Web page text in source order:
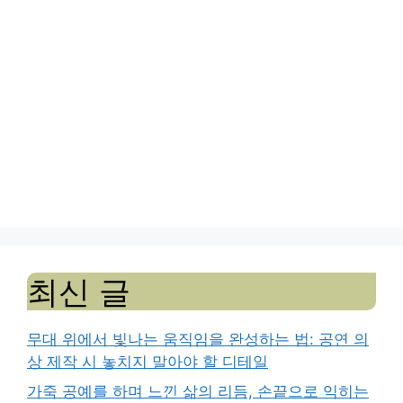
최신 글
무대 위에서 빛나는 움직임을 완성하는 법: 공연 의
상 제작 시 놓치지 말아야 할 디테일
가죽 공예를 하며 느낀 삶의 리듬, 손끝으로 익히는